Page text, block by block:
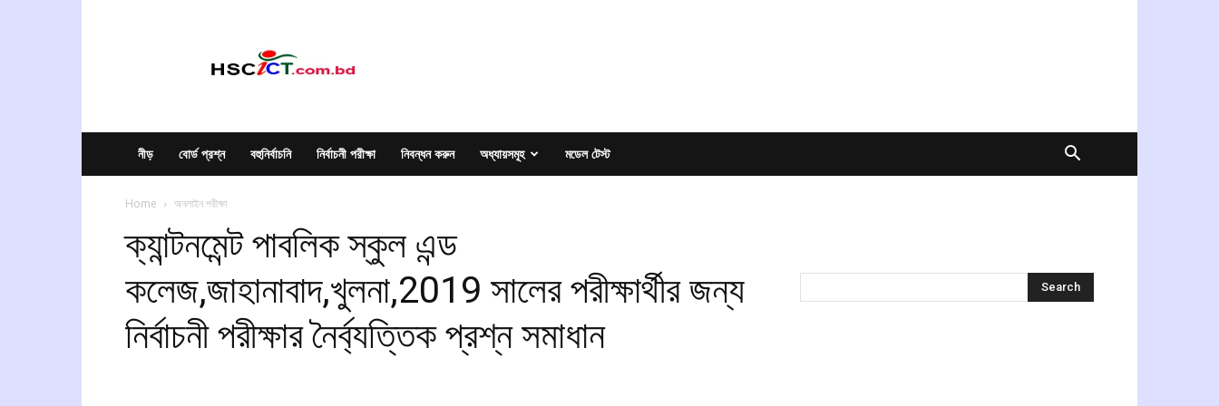
নীড় বোর্ড প্রশ্ন বহুনির্বাচনি নির্বাচনী পরীক্ষা নিবন্ধন করুন অধ্যায়সমূহ মডেল টেস্ট
Home অনলাইন পরীক্ষা
ক্যান্টনমেন্ট পাবলিক স্কুল এন্ড
কলেজ,জাহানাবাদ,খুলনা,2019 সালের পরীক্ষার্থীর জন্য
নির্বাচনী পরীক্ষার নৈর্ব্যত্তিক প্রশ্ন সমাধান